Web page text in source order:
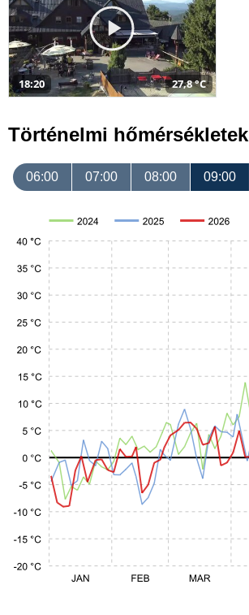
18:20 27,8 °C
Történelmi hőmérsékletek
06:00 07:00 08:00 09:00